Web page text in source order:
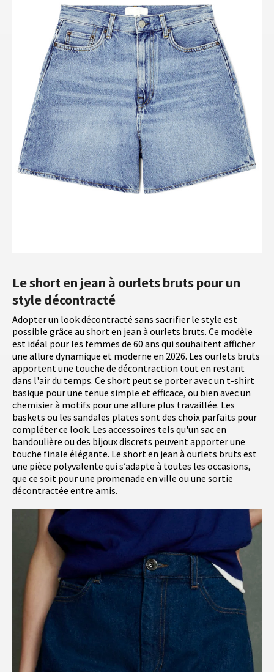
Le short en jean à ourlets bruts pour un
style décontracté
Adopter un look décontracté sans sacrifier le style est
possible grâce au short en jean à ourlets bruts. Ce modèle
est idéal pour les femmes de 60 ans qui souhaitent afficher
une allure dynamique et moderne en 2026. Les ourlets bruts
apportent une touche de décontraction tout en restant
dans l'air du temps. Ce short peut se porter avec un t-shirt
basique pour une tenue simple et efficace, ou bien avec un
chemisier à motifs pour une allure plus travaillée. Les
baskets ou les sandales plates sont des choix parfaits pour
compléter ce look. Les accessoires tels qu'un sac en
bandoulière ou des bijoux discrets peuvent apporter une
touche finale élégante. Le short en jean à ourlets bruts est
une pièce polyvalente qui s’adapte à toutes les occasions,
que ce soit pour une promenade en ville ou une sortie
décontractée entre amis.